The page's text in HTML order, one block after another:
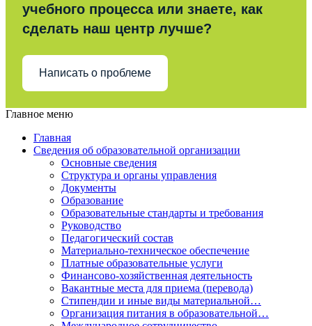
учебного процесса или знаете, как
сделать наш центр лучше?
Написать о проблеме
Главное меню
Главная
Сведения об образовательной организации
Основные сведения
Структура и органы управления
Документы
Образование
Образовательные стандарты и требования
Руководство
Педагогический состав
Материально-техническое обеспечение
Платные образовательные услуги
Финансово-хозяйственная деятельность
Вакантные места для приема (перевода)
Стипендии и иные виды материальной…
Организация питания в образовательной…